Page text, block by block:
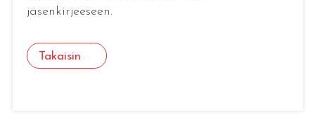
jäsenkirjeeseen.
Takaisin